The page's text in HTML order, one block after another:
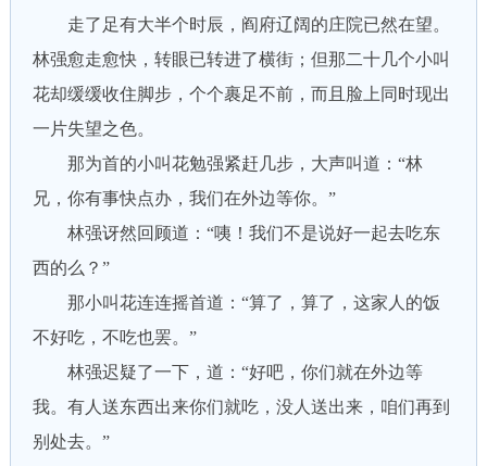
走了足有大半个时辰，阎府辽阔的庄院已然在望。
林强愈走愈快，转眼已转进了横街；但那二十几个小叫
花却缓缓收住脚步，个个裹足不前，而且脸上同时现出
一片失望之色。
那为首的小叫花勉强紧赶几步，大声叫道：“林
兄，你有事快点办，我们在外边等你。”
林强讶然回顾道：“咦！我们不是说好一起去吃东
西的么？”
那小叫花连连摇首道：“算了，算了，这家人的饭
不好吃，不吃也罢。”
林强迟疑了一下，道：“好吧，你们就在外边等
我。有人送东西出来你们就吃，没人送出来，咱们再到
别处去。”